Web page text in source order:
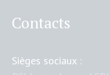
Contacts
Sièges sociaux :